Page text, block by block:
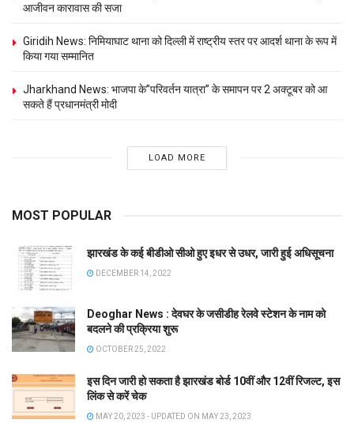
आजीवन कारावास की सजा
Giridih News: निमियाघाट थाना को दिल्ली में राष्ट्रीय स्तर पर आदर्श थाना के रूप में
किया गया सम्मानित
Jharkhand News: भाजपा के”परिवर्तन यात्रा” के समापन पर 2 अक्टूबर को आ
सकते हैं प्रधानमंत्री मोदी
LOAD MORE
MOST POPULAR
झारखंड के कई बीडीओ सीओ हुए इधर से उधर, जारी हुई अधिसूचना
DECEMBER 14, 2022
Deoghar News : देवघर के जसीडीह रेलवे स्टेशन के नाम को
बदलने की प्रक्रिया शुरू
OCTOBER 25, 2022
इस दिन जारी हो सकता है झारखंड बोर्ड 10वीं और 12वीं रिजल्ट, इस
लिंक से करें चेक
MAY 20, 2023 - UPDATED ON MAY 23, 2023